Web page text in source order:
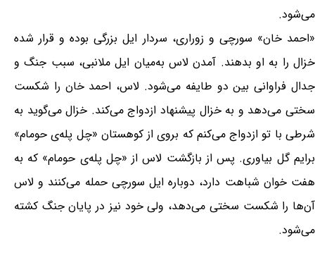
می‌شود.
«احمد خان» سورچی‌ و زوراری‌، سردار ایل‌ بزرگی‌ بوده‌ و قرار شده‌
خزال را به‌ او بدهند. آمدن‌ لاس‌ به‌میان‌ ایل‌ ملانبی‌، سبب‌ جنگ‌ و
جدال‌ فراوانی‌ بین‌ دو طایفه‌ می‌شود. لاس‌، احمد خان‌ را شکست‌
سختی‌ می‌دهد و به‌ خزال پیشنهاد ازدواج‌ می‌کند. خزال می‌گوید به‌
شرطی‌ با تو ازدواج‌ می‌کنم‌ که‌ بروی‌ از کوهستان‌ «چل‌ پله‌ی‌ حومام»‌
برایم‌ گل‌ بیاوری‌. پس‌ از بازگشت‌ لاس‌ از «چل‌ پله‌ی‌ حومام‌» که‌ به‌
هفت‌ خوان‌ شباهت‌ دارد، دوباره‌ ایل‌ سورچی‌ حمله‌ می‌کنند و لاس‌
آن‌ها را شکست‌ سختی‌ می‌دهد، ولی‌ خود نیز در پایان‌ جنگ‌ کشته‌
می‌شود.